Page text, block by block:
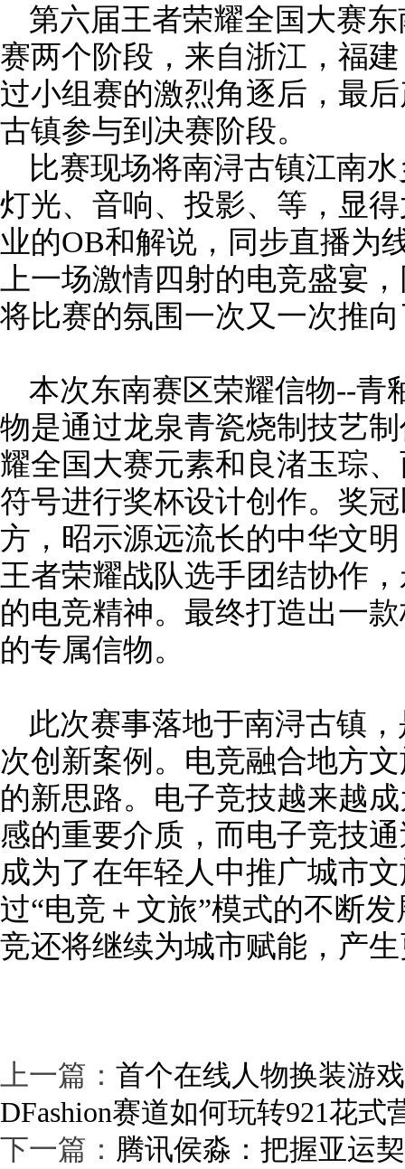
第六届王者荣耀全国大赛
赛两个阶段，来自浙江，福
过小组赛的激烈角逐后，最
古镇参与到决赛阶段。
比赛现场将南浔古镇江南
灯光、音响、投影、等，显
业的OB和解说，同步直播为
上一场激情四射的电竞盛宴
将比赛的氛围一次又一次推
本次东南赛区荣耀信物--青
物是通过龙泉青瓷烧制技艺
耀全国大赛元素和良渚玉琮
符号进行奖杯设计创作。奖
方，昭示源远流长的中华文
王者荣耀战队选手团结协作
的电竞精神。最终打造出一
的专属信物。
此次赛事落地于南浔古镇
次创新案例。电竞融合地方
的新思路。电子竞技越来越
感的重要介质，而电子竞技
成为了在年轻人中推广城市
过“电竞＋文旅”模式的不断
竞还将继续为城市赋能，产
上一篇： 首个在线人物换装游
DFashion赛道如何玩转921花式
下一篇： 腾讯侯淼：把握亚运